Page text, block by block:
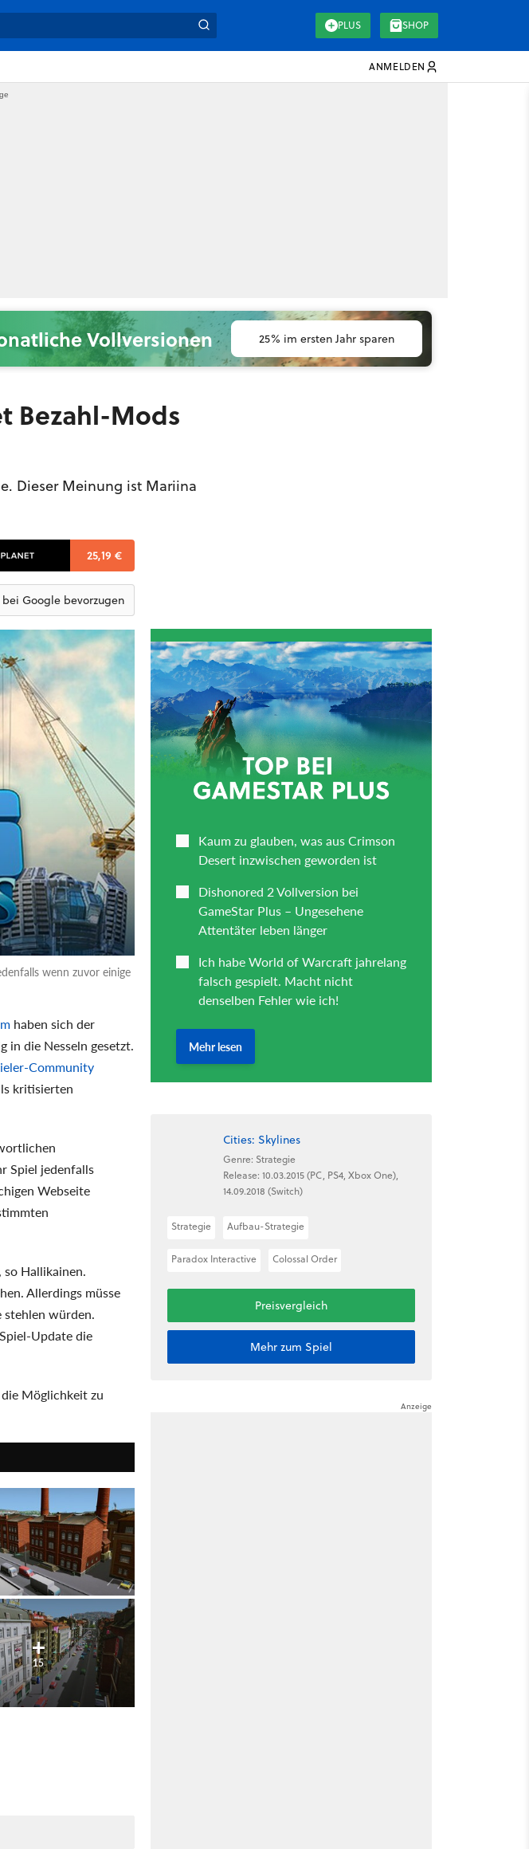
PLUS SHOP
ANMELDEN
Vollversionen 25% im ersten Jahr sparen
Bezahl-Mods
Dieser Meinung ist Mariina
25,19 €
Google bevorzugen
wenn zuvor einige
haben sich der
in die Nesseln gesetzt.
Community
kritisierten
Spiel jedenfalls
Webseite
so Hallikainen.
Allerdings müsse
stehlen würden.
Update die
Möglichkeit zu
15
Cities: Skylines
Genre: Strategie
Release: 10.03.2015 (PC, PS4, Xbox One),
14.09.2018 (Switch)
Strategie Aufbau-Strategie
Paradox Interactive Colossal Order
Preisvergleich
Mehr zum Spiel